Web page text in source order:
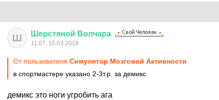
Ш Шерстяной Волчара
11:07, 15.03.2018
От пользователя Симулятор Мозговой Активности
в спортмастере указано 2-3т.р. за демикс
демикс это ноги угробить ага